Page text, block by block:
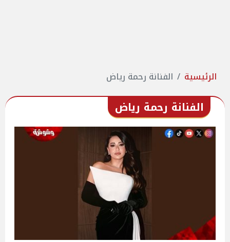
الرئيسية الفنانة رحمة رياض
الفنانة رحمة رياض